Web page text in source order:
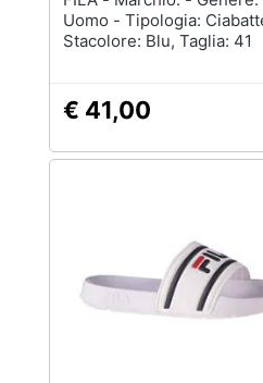
Uomo - Tipologia:
Stacolore: Blu, Taglia: 41
€ 41,00